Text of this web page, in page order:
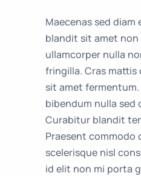
Maecenas sed diam
blandit sit amet non
ullamcorper nulla
fringilla. Cras
sit amet fermentum.
bibendum nulla sed
Curabitur blandit
Praesent commodo
scelerisque nisl
id elit non mi porta